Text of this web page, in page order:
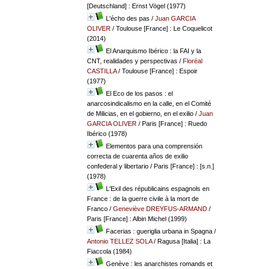
[Deutschland] : Ernst Vögel (1977)
L'écho des pas / Juan GARCIA
OLIVER/ Toulouse [France] : Le Coquelicot
(2014)
El Anarquismo Ibérico : la FAI y la
CNT, realidades y perspectivas / Floréal
CASTILLA/ Toulouse [France] : Espoir
(1977)
El Eco de los pasos : el
anarcosindicalismo en la calle, en el Comité
de Milicias, en el gobierno, en el exilio/ Juan
GARCIA OLIVER/ Paris [France] : Ruedo
Ibérico (1978)
Elementos para una comprensión
correcta de cuarenta años de exilio
confederal y libertario/ Paris [France] : [s.n.]
(1978)
L'Exil des républicains espagnols en
France : de la guerre civile à la mort de
Franco/ Geneviève DREYFUS-ARMAND/
Paris [France] : Albin Michel (1999)
Facerias : gueriglia urbana in Spagna/
Antonio TELLEZ SOLA/ Ragusa [Italia] : La
Fiaccola (1984)
Genève : les anarchistes romands et